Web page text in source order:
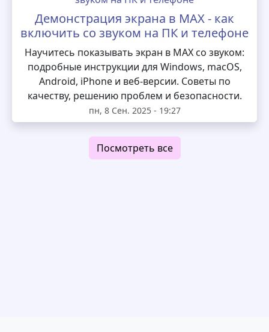
Демонстрация экрана в MAX - как
включить со звуком на ПК и телефоне
Научитесь показывать экран в MAX со звуком:
подробные инструкции для Windows, macOS,
Android, iPhone и веб-версии. Советы по
качеству, решению проблем и безопасности.
пн, 8 Сен. 2025 - 19:27
Посмотреть все